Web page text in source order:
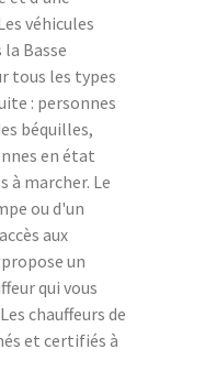
véhicules
Basse
tous les types
: personnes
béquilles,
en état
à marcher. Le
ou d'un
aux
un
qui vous
chauffeurs de
et certifiés à